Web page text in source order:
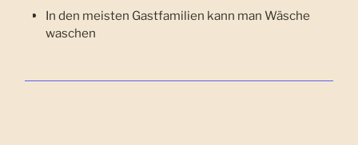
In den meisten Gastfamilien kann man Wäsche
waschen